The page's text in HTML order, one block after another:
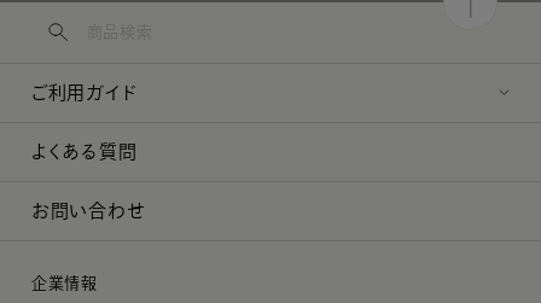
ご利用ガイド
よくある質問
お問い合わせ
企業情報